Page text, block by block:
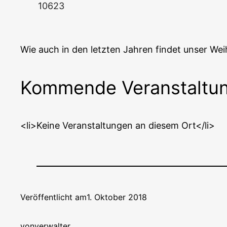
10623
Wie auch in den letz­ten Jah­ren fin­det unser
Kommende
<li>Keine Ver­an­stal­tun­gen an die­sem Ort</li>
Veröffentlicht am1. Oktober 2018